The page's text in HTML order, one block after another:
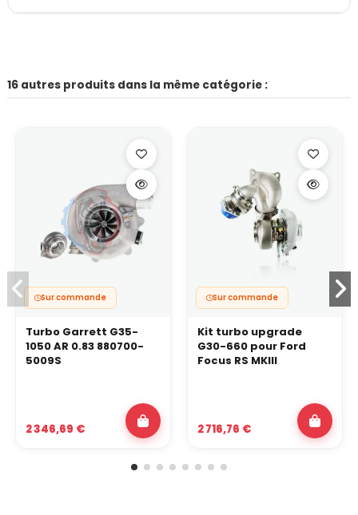
16 autres produits dans la même catégorie :
Sur commande
Turbo Garrett G35-
1050 AR 0.83 880700-
5009S
2 346,69 €
Sur commande
Kit turbo upgrade
G30-660 pour Ford
Focus RS MKIII
2 716,76 €